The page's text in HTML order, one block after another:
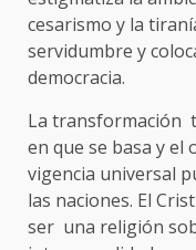
cesarismo y la
servidumbre y
democracia.
La transformación
en que se basa y
vigen­cia universal
las naciones. El
ser una religión